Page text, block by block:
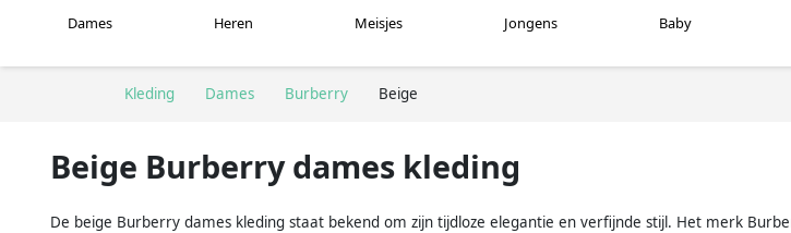
Dames Heren Meisjes Jongens Baby
Kleding Dames Burberry Beige
Beige Burberry dames kleding
De beige Burberry dames kleding staat bekend om zijn tijdloze elegantie en verfijnde stijl. Het merk